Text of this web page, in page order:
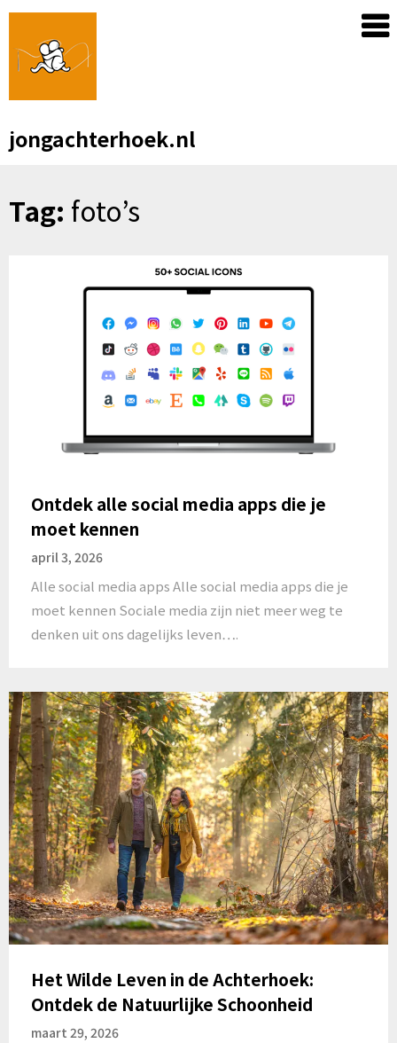
Skip
content
jongachterhoek.nl
Tag: foto’s
Ontdek alle social media apps die je
moet kennen
april 3, 2026
Alle social media apps Alle social media apps die je
moet kennen Sociale media zijn niet meer weg te
denken uit ons dagelijks leven….
Het Wilde Leven in de Achterhoek:
Ontdek de Natuurlijke Schoonheid
maart 29, 2026